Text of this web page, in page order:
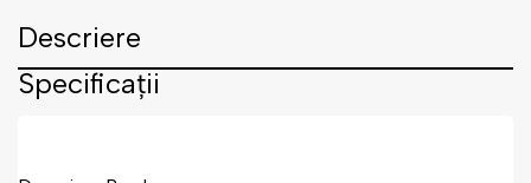
Descriere
Specificații